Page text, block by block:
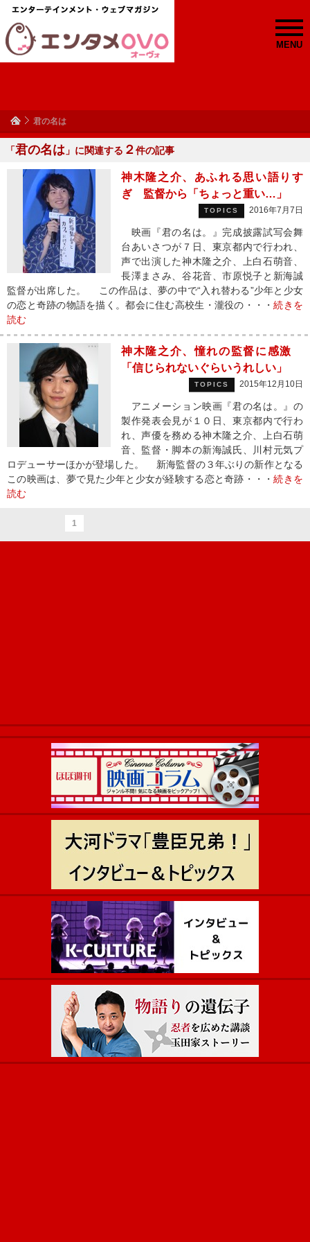
MENU
君の名は
「君の名は 」に関連する ２件の記事
神木隆之介、あふれる思い語りす
ぎ 監督から「ちょっと重い…」
TOPICS 2016年7月7日
映画『君の名は。』完成披露試写会舞
台あいさつが７日、東京都内で行われ、
声で出演した神木隆之介、上白石萌音、
長澤まさみ、谷花音、市原悦子と新海誠
監督が出席した。 この作品は、夢の中で“入れ替わる”少年と少女
の恋と奇跡の物語を描く。都会に住む高校生・瀧役の・・・続きを
読む
神木隆之介、憧れの監督に感激
「信じられないぐらいうれしい」
TOPICS 2015年12月10日
アニメーション映画『君の名は。』の
製作発表会見が１０日、東京都内で行わ
れ、声優を務める神木隆之介、上白石萌
音、監督・脚本の新海誠氏、川村元気プ
ロデューサーほかが登場した。 新海監督の３年ぶりの新作となる
この映画は、夢で見た少年と少女が経験する恋と奇跡・・・続きを
読む
1